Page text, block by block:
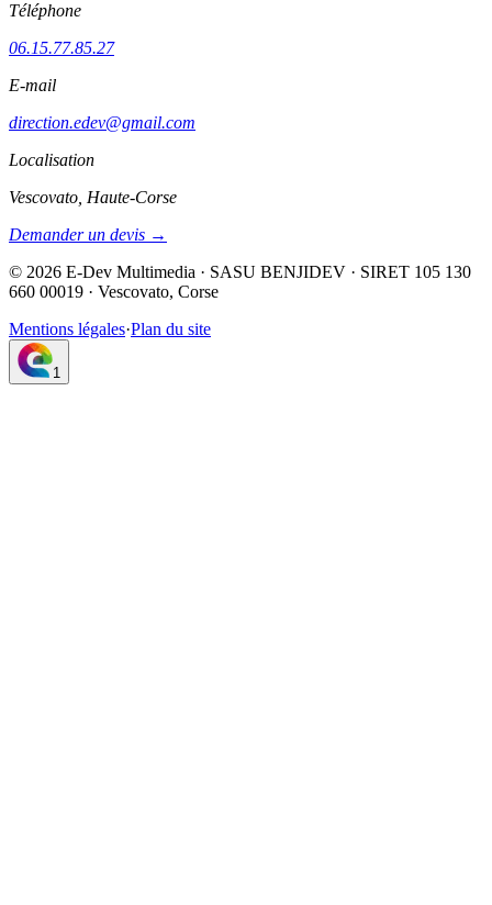
Téléphone
06.15.77.85.27
E-mail
direction.edev@gmail.com
Localisation
Vescovato, Haute-Corse
Demander un devis →
© 2026 E-Dev Multimedia · SASU BENJIDEV · SIRET 105 130
660 00019 · Vescovato, Corse
Mentions légales·Plan du site
1